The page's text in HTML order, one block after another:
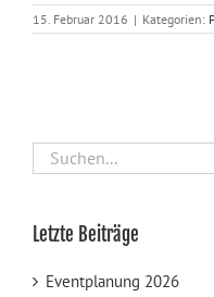
15. Februar 2016 | Kategorien:
Suche
nach:
Letzte Beiträge
Eventplanung 2026